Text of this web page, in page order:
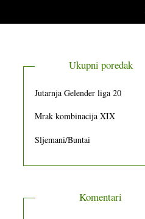
Ukupni poredak
Jutarnja Gelender liga 20
Mrak kombinacija XIX
Sljemani/Buntai
Komentari